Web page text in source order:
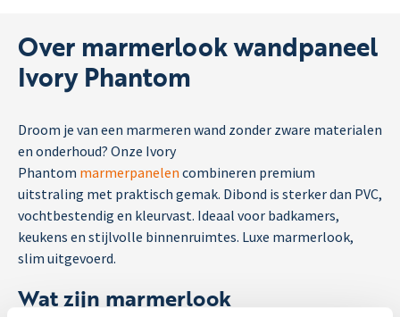
Over marmerlook wandpaneel
Ivory Phantom
Droom je van een marmeren wand zonder zware materialen
en onderhoud? Onze Ivory
Phantom marmerpanelen combineren premium
uitstraling met praktisch gemak. Dibond is sterker dan PVC,
vochtbestendig en kleurvast. Ideaal voor badkamers,
keukens en stijlvolle binnenruimtes. Luxe marmerlook,
slim uitgevoerd.
Wat zijn marmerlook